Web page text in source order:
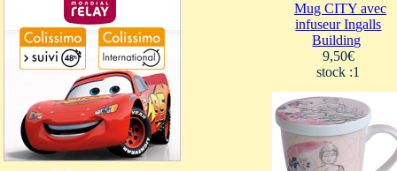
Mug CITY avec
infuseur Ingalls
Building
9,50€
stock :1